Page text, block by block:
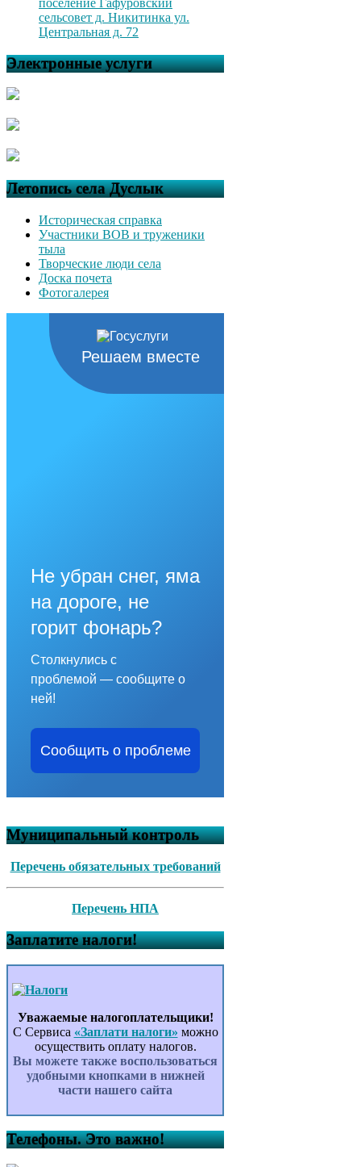
сельсовет д. Никитинка ул.
Центральная д. 72
Электронные услуги
Летопись села Дуслык
Историческая справка
Участники ВОВ и труженики
тыла
Творческие люди села
Доска почета
Фотогалерея
Решаем вместе
Не убран снег, яма
на дороге, не
горит фонарь?
Столкнулись с
проблемой — сообщите о
ней!
Сообщить о проблеме
Муниципальный контроль
Перечень обязательных требований
Перечень НПА
Заплатите налоги!
Уважаемые налогоплательщики!
С Сервиса «Заплати налоги» можно
осуществить оплату налогов.
Вы можете также воспользоваться
удобными кнопками в нижней
части нашего сайта
Телефоны. Это важно!